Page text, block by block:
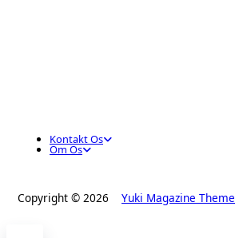
Kontakt Os
Om Os
Copyright © 2026 Yuki Magazine Theme